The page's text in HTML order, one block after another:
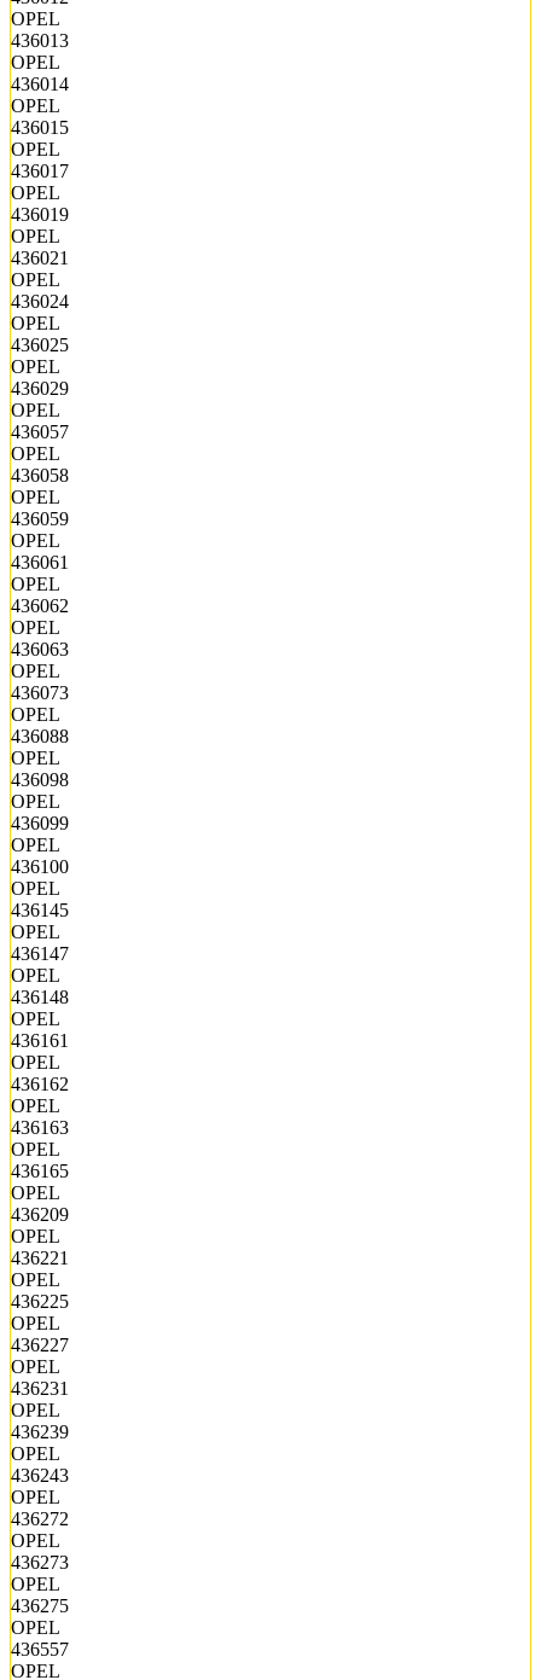
OPEL
436013
OPEL
436014
OPEL
436015
OPEL
436017
OPEL
436019
OPEL
436021
OPEL
436024
OPEL
436025
OPEL
436029
OPEL
436057
OPEL
436058
OPEL
436059
OPEL
436061
OPEL
436062
OPEL
436063
OPEL
436073
OPEL
436088
OPEL
436098
OPEL
436099
OPEL
436100
OPEL
436145
OPEL
436147
OPEL
436148
OPEL
436161
OPEL
436162
OPEL
436163
OPEL
436165
OPEL
436209
OPEL
436221
OPEL
436225
OPEL
436227
OPEL
436231
OPEL
436239
OPEL
436243
OPEL
436272
OPEL
436273
OPEL
436275
OPEL
436557
OPEL